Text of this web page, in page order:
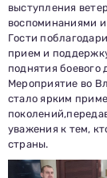
выступления
воспоминаниями
Гости
прием и
поднятия боевого
Мероприятие во
стало ярким
уважения к тем,
страны.